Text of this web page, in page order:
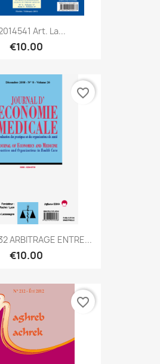
Art. La...
€10.00
ARBITRAGE ENTRE...
€10.00
favorite_border
favorite_border